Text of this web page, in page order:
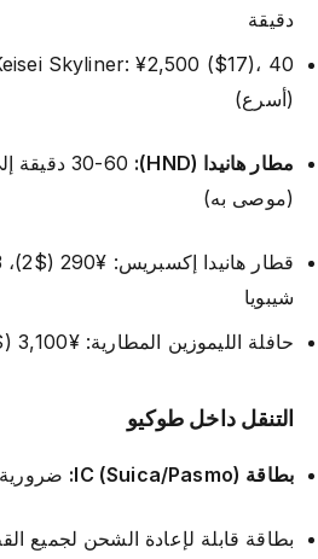
دقيقة
(أسرع)
مطار هانيدا (HND):
30-60
(موصى به)
شيبويا
حافلة الليموزين المطارية: ¥3,100 ($21)
التنقل داخل طوكيو
بطاقة IC (Suica/Pasmo):
بطاقة قابلة لإعادة الشحن لجميع